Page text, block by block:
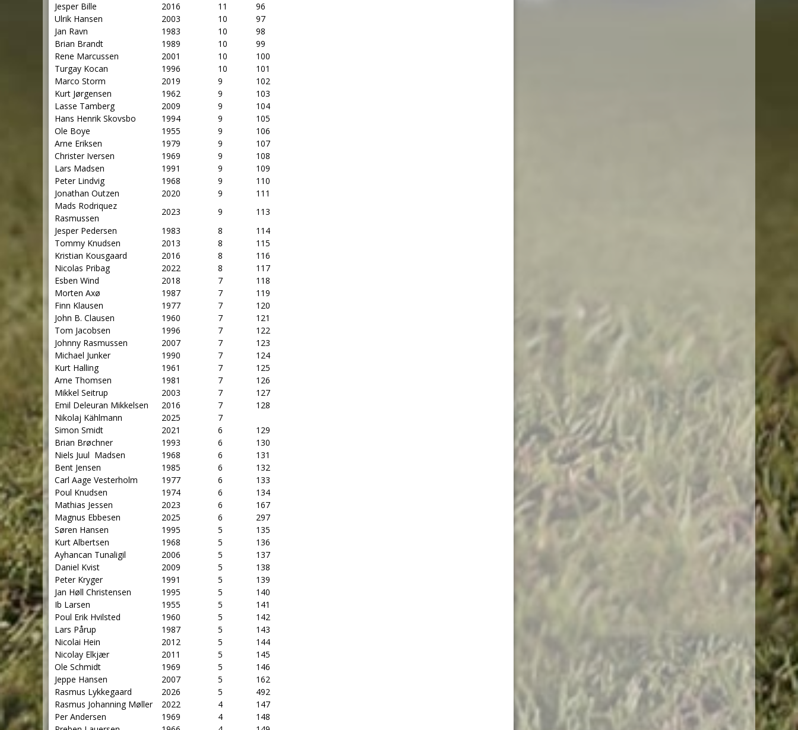
Jesper Bille
2016 11
96
Ulrik Hansen
2003 10
97
Jan Ravn
1983 10
98
Brian Brandt
1989 10
99
Rene Marcussen
2001 10
100
Turgay Kocan
1996 10
101
Marco Storm
2019 9
102
Kurt Jørgensen
1962 9
103
Lasse Tamberg
2009 9
104
Hans Henrik Skovsbo
1994 9
105
Ole Boye
1955 9
106
Arne Eriksen
1979 9
107
Christer Iversen
1969 9
108
Lars Madsen
1991 9
109
Peter Lindvig
1968 9
110
Jonathan Outzen
2020 9
111
Mads Rodriquez
Rasmussen
2023 9
113
Jesper Pedersen
1983 8
114
Tommy Knudsen
2013 8
115
Kristian Kousgaard
2016 8
116
Nicolas Pribag
2022 8
117
Esben Wind
2018 7
118
Morten Axø
1987 7
119
Finn Klausen
1977 7
120
John B. Clausen
1960 7
121
Tom Jacobsen
1996 7
122
Johnny Rasmussen
2007 7
123
Michael Junker
1990 7
124
Kurt Halling
1961 7
125
Arne Thomsen
1981 7
126
Mikkel Seitrup
2003 7
127
Emil Deleuran Mikkelsen
2016 7
128
Nikolaj Kählmann
2025
7
Simon Smidt
2021 6
129
Brian Brøchner
1993 6
130
Niels Juul Madsen
1968 6
131
Bent Jensen
1985 6
132
Carl Aage Vesterholm
1977 6
133
Poul Knudsen
1974 6
134
Mathias Jessen
2023 6
167
Magnus Ebbesen
2025 6
297
Søren Hansen
1995 5
135
Kurt Albertsen
1968 5
136
Ayhancan Tunaligil
2006 5
137
Daniel Kvist
2009 5
138
Peter Kryger
1991 5
139
Jan Høll Christensen
1995 5
140
Ib Larsen
1955 5
141
Poul Erik Hvilsted
1960 5
142
Lars Pårup
1987 5
143
Nicolai Hein
2012 5
144
Nicolay Elkjær
2011 5
145
Ole Schmidt
1969 5
146
Jeppe Hansen
2007 5
162
Rasmus Lykkegaard
2026 5
492
Rasmus Johanning Møller
2022 4
147
Per Andersen
1969 4
148